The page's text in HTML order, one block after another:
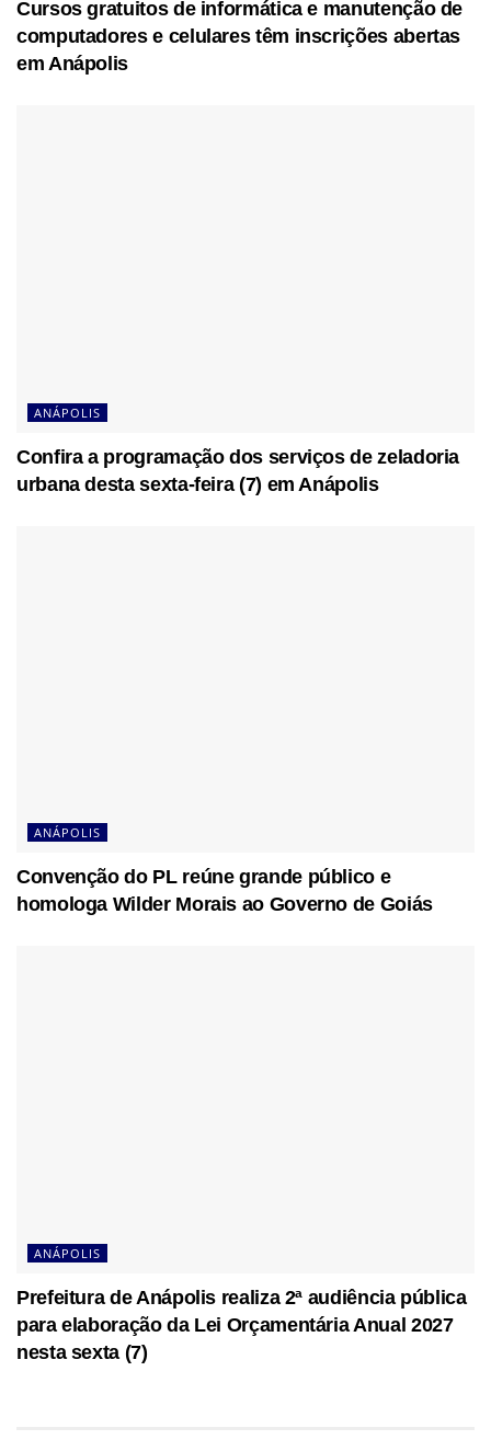
Cursos gratuitos de informática e manutenção de
computadores e celulares têm inscrições abertas
em Anápolis
ANÁPOLIS
Confira a programação dos serviços de zeladoria
urbana desta sexta-feira (7) em Anápolis
ANÁPOLIS
Convenção do PL reúne grande público e
homologa Wilder Morais ao Governo de Goiás
ANÁPOLIS
Prefeitura de Anápolis realiza 2ª audiência pública
para elaboração da Lei Orçamentária Anual 2027
nesta sexta (7)